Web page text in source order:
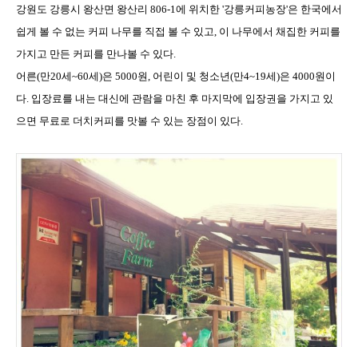
강원도 강릉시 왕산면 왕산리 806-1에 위치한 '강릉커피농장'은 한국에서
쉽게 볼 수 없는 커피 나무를 직접 볼 수 있고, 이 나무에서 채집한 커피를
가지고 만든 커피를 만나볼 수 있다.
어른(만20세~60세)은 5000원, 어린이 및 청소년(만4~19세)은 4000원이
다. 입장료를 내는 대신에 관람을 마친 후 마지막에 입장권을 가지고 있
으면 무료로 더치커피를 맛볼 수 있는 장점이 있다.